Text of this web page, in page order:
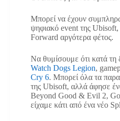
Μπορεί να έχουν
ψηφιακό event της Ubisoft,
Forward αργότερα φέτος.
Να θυμίσουμε ότι κατά τη
Watch Dogs Legion,
Cry 6. Μπορεί όλα τα
της Ubisoft, αλλά άφησε
Beyond Good & Evil 2,
είχαμε κάτι από ένα νέο